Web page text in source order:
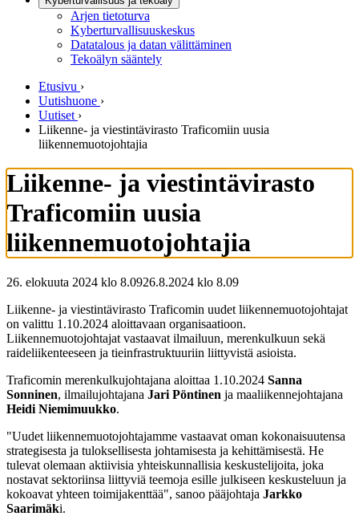
Arjen tietoturva
Kyberturvallisuuskeskus
Datatalous ja datan välittäminen
Tekoälyn sääntely
Etusivu ›
Uutishuone ›
Uutiset ›
Liikenne- ja viestintävirasto Traficomiin uusia
liikennemuotojohtajia
Liikenne- ja viestintävirasto
Traficomiin uusia
liikennemuotojohtajia
26. elokuuta 2024 klo 8.0926.8.2024 klo 8.09
Liikenne- ja viestintävirasto Traficomin uudet liikennemuotojohtajat
on valittu 1.10.2024 aloittavaan organisaatioon.
Liikennemuotojohtajat vastaavat ilmailuun, merenkulkuun sekä
raideliikenteeseen ja tieinfrastruktuuriin liittyvistä asioista.
Traficomin merenkulkujohtajana aloittaa 1.10.2024 Sanna
Sonninen, ilmailujohtajana Jari Pöntinen ja maaliikennejohtajana
Heidi Niemimuukko.
"Uudet liikennemuotojohtajamme vastaavat oman kokonaisuutensa
strategisesta ja tuloksellisesta johtamisesta ja kehittämisestä. He
tulevat olemaan aktiivisia yhteiskunnallisia keskustelijoita, joka
nostavat sektoriinsa liittyviä teemoja esille julkiseen keskusteluun ja
kokoavat yhteen toimijakenttää", sanoo pääjohtaja Jarkko
Saarimäki.